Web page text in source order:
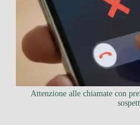
Attenzione alle chiamate con